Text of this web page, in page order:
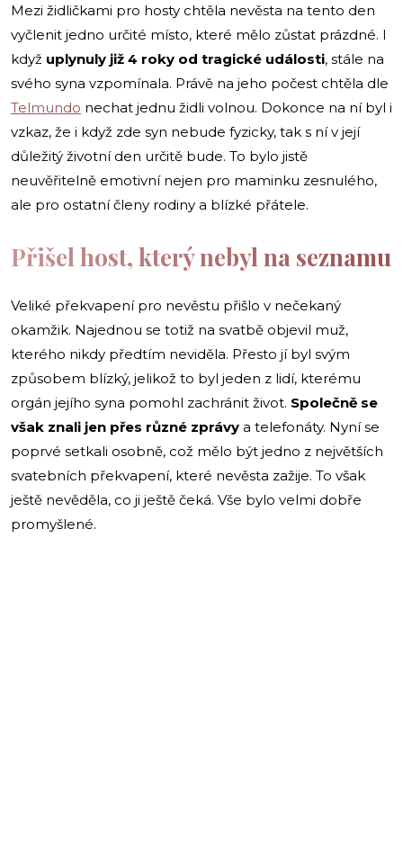
Mezi židličkami pro hosty chtěla nevěsta na tento den
vyčlenit jedno určité místo, které mělo zůstat prázdné. I
když uplynuly již 4 roky od tragické události, stále na
svého syna vzpomínala. Právě na jeho počest chtěla dle
Telmundo nechat jednu židli volnou. Dokonce na ní byl i
vzkaz, že i když zde syn nebude fyzicky, tak s ní v její
důležitý životní den určitě bude. To bylo jistě
neuvěřitelně emotivní nejen pro maminku zesnulého,
ale pro ostatní členy rodiny a blízké přátele.
Přišel host, který nebyl na seznamu
Veliké překvapení pro nevěstu přišlo v nečekaný
okamžik. Najednou se totiž na svatbě objevil muž,
kterého nikdy předtím neviděla. Přesto jí byl svým
způsobem blízký, jelikož to byl jeden z lidí, kterému
orgán jejího syna pomohl zachránit život. Společně se
však znali jen přes různé zprávy a telefonáty. Nyní se
poprvé setkali osobně, což mělo být jedno z největších
svatebních překvapení, které nevěsta zažije. To však
ještě nevěděla, co ji ještě čeká. Vše bylo velmi dobře
promyšlené.